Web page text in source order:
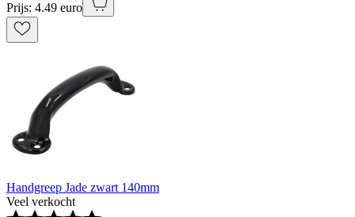
Prijs: 4.49 euro
Handgreep Jade zwart 140mm
Veel verkocht